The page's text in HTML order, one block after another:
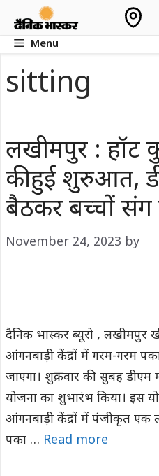
contentMenu
sitting
लखीमपुर : हॉट
की हुई शुरुआत,
बैठकर बच्चों संग
November 24, 2023 by
दैनिक भास्कर ब्यूरो , लखीमपुर
आंगनबाड़ी केंद्रों में गरम-गरम
जाएगा। शुक्रवार की सुबह
योजना का शुभारंभ किया। इस
आंगनबाड़ी केंद्रों में पंजीकृत एक
पका … Read more